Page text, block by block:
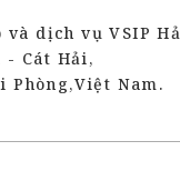
dịch vụ VSIP
- Cát Hải,
Phòng,Việt Nam.